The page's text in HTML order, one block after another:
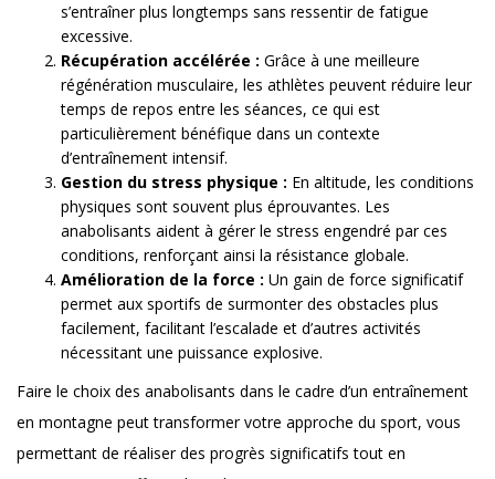
s’entraîner plus longtemps sans ressentir de fatigue
excessive.
Récupération accélérée : Grâce à une meilleure
régénération musculaire, les athlètes peuvent réduire leur
temps de repos entre les séances, ce qui est
particulièrement bénéfique dans un contexte
d’entraînement intensif.
Gestion du stress physique : En altitude, les conditions
physiques sont souvent plus éprouvantes. Les
anabolisants aident à gérer le stress engendré par ces
conditions, renforçant ainsi la résistance globale.
Amélioration de la force : Un gain de force significatif
permet aux sportifs de surmonter des obstacles plus
facilement, facilitant l’escalade et d’autres activités
nécessitant une puissance explosive.
Faire le choix des anabolisants dans le cadre d’un entraînement
en montagne peut transformer votre approche du sport, vous
permettant de réaliser des progrès significatifs tout en